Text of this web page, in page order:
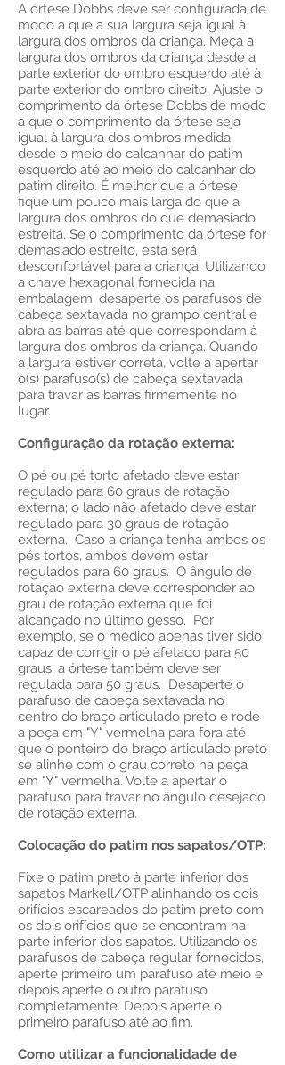
A órtese Dobbs deve ser configurada de
modo a que a sua largura seja igual à
largura dos ombros da criança. Meça a
largura dos ombros da criança desde a
parte exterior do ombro esquerdo até à
parte exterior do ombro direito. Ajuste o
comprimento da órtese Dobbs de modo
a que o comprimento da órtese seja
igual à largura dos ombros medida
desde o meio do calcanhar do patim
esquerdo até ao meio do calcanhar do
patim direito. É melhor que a órtese
fique um pouco mais larga do que a
largura dos ombros do que demasiado
estreita. Se o comprimento da órtese for
demasiado estreito, esta será
desconfortável para a criança. Utilizando
a chave hexagonal fornecida na
embalagem, desaperte os parafusos de
cabeça sextavada no grampo central e
abra as barras até que correspondam à
largura dos ombros da criança. Quando
a largura estiver correta, volte a apertar
o(s) parafuso(s) de cabeça sextavada
para travar as barras firmemente no
lugar.
Configuração da rotação externa:
O pé ou pé torto afetado deve estar
regulado para 60 graus de rotação
externa; o lado não afetado deve estar
regulado para 30 graus de rotação
externa. Caso a criança tenha ambos os
pés tortos, ambos devem estar
regulados para 60 graus. O ângulo de
rotação externa deve corresponder ao
grau de rotação externa que foi
alcançado no último gesso. Por
exemplo, se o médico apenas tiver sido
capaz de corrigir o pé afetado para 50
graus, a órtese também deve ser
regulada para 50 graus. Desaperte o
parafuso de cabeça sextavada no
centro do braço articulado preto e rode
a peça em "Y" vermelha para fora até
que o ponteiro do braço articulado preto
se alinhe com o grau correto na peça
em "Y" vermelha. Volte a apertar o
parafuso para travar no ângulo desejado
de rotação externa.
Colocação do patim nos sapatos/OTP:
Fixe o patim preto à parte inferior dos
sapatos Markell/OTP alinhando os dois
orifícios escareados do patim preto com
os dois orifícios que se encontram na
parte inferior dos sapatos. Utilizando os
parafusos de cabeça regular fornecidos,
aperte primeiro um parafuso até meio e
depois aperte o outro parafuso
completamente. Depois aperte o
primeiro parafuso até ao fim.
Como utilizar a funcionalidade de